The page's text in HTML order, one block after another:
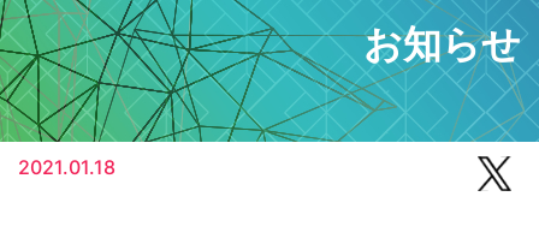
お知らせ
2021.01.18